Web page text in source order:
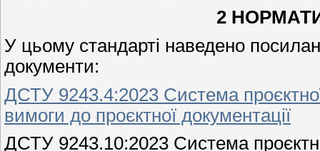
2
У цьому стандарті наведено
документи:
ДСТУ 9243.4:2023 Система
вимоги до проєктної документації
ДСТУ 9243.10:2023 Система